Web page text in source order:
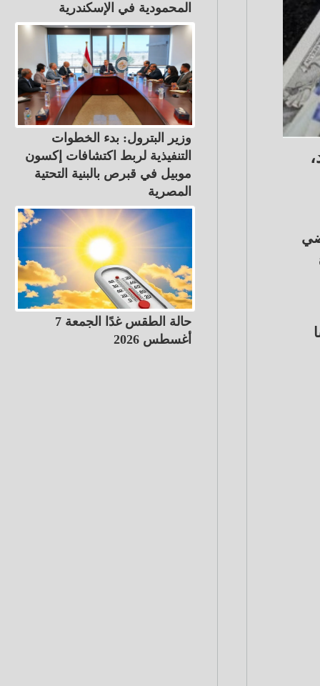
المحمودية في الإسكندرية
وزير البترول: بدء الخطوات
التنفيذية لربط اكتشافات إكسون
موبيل في قبرص بالبنية التحتية
المصرية
حالة الطقس غدًا الجمعة 7
أغسطس 2026